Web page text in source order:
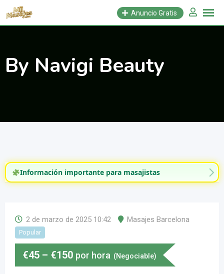
Saltar
Anuncio Gratis
By Navigi Beauty
Información importante para masajistas
2 de marzo de 2025 10:42 Masajes Barcelona
Popular
€45 – €150 por hora (Negociable)